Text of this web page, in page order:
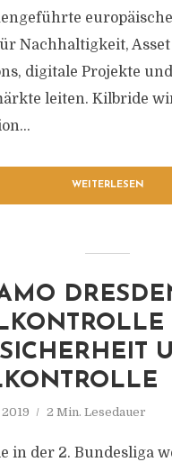
Nachhaltigkeit,
digitale Projekte und
leiten. Kilbride
WEITERLESEN
2 Min. Lesedauer
in der 2. Bundesliga